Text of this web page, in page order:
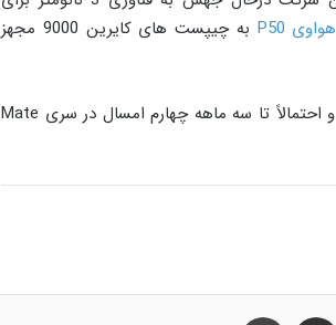
هواوی P50
به چیپست های کایرین 9000 مجهز
اگر همه چیز خوب پیش برود، کایرین 9010 باید امسال معرفی شود، و احتمالاً تا سه ماهه چهارم امسال در سری Mate